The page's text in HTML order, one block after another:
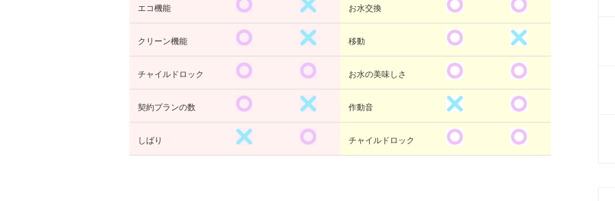
エコ機能
クリーン機能
チャイルドロック
契約プランの数
しばり
お水交換
移動
お水の美味しさ
作動音
チャイルドロック